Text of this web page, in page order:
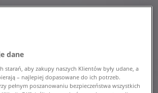
dane
starań, aby zakupy naszych Klientów były udane, a
– najlepiej dopasowane do ich potrzeb.
pełnym poszanowaniu bezpieczeństwa wszystkich